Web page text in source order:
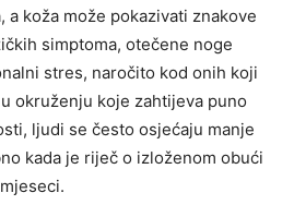
a koža može pokazivati znakove
simptoma, otečene noge
stres, naročito kod onih koji
okruženju koje zahtijeva puno
ljudi se često osjećaju manje
kada je riječ o izloženom obući